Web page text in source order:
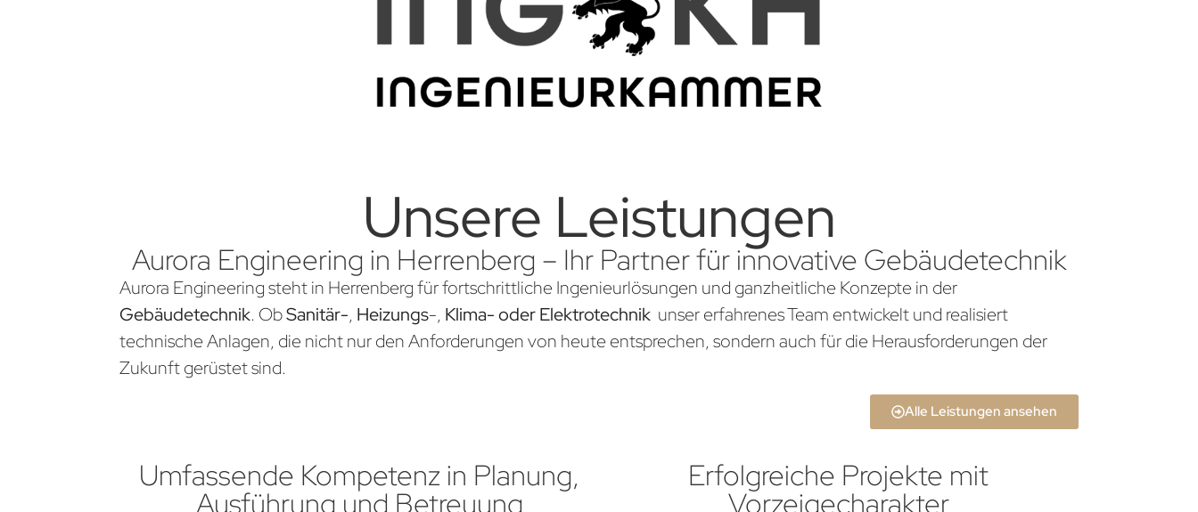
Unsere Leistungen
Aurora Engineering in Herrenberg – Ihr Partner für innovative Gebäudetechnik
Aurora Engineering steht in Herrenberg für fortschrittliche Ingenieurlösungen und ganzheitliche Konzepte in der
Gebäudetechnik. ObSanitär-, Heizungs-, Klima- oder Elektrotechnik unser erfahrenes Team entwickelt und realisiert
technische Anlagen, die nicht nur den Anforderungen von heute entsprechen, sondern auch für die Herausforderungen der
Zukunft gerüstet sind.
Alle Leistungen ansehen
Umfassende Kompetenz in Planung,
Ausführung und Betreuung
Erfolgreiche Projekte mit
Vorzeigecharakter